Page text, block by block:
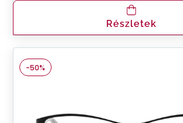
Részletek
-50%